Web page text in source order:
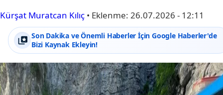
Kürşat Muratcan Kılıç • Eklenme: 26.07.2026 - 12:11
Son Dakika ve Önemli Haberler İçin Google Haberler'de
Bizi Kaynak Ekleyin!